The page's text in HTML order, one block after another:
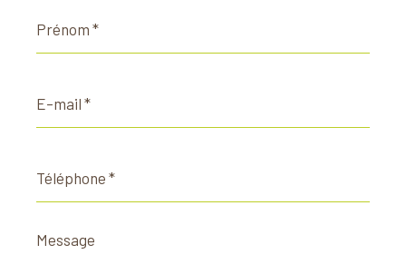
*
mail
*
*
Message
*